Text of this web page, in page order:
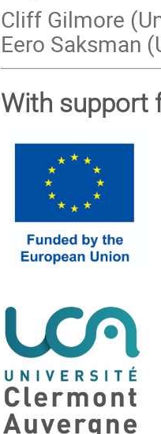
Cliff Gilmore
Eero Saksman
With support